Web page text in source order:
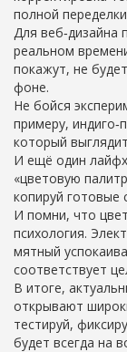
полной
Для веб‑дизайна
реальном
покажут, не
фоне.
Не бойся
примеру,
который
И ещё один
«цветовую
копируй готовые
И помни, что
психология.
мятный
соответствует
В итоге,
открывают
тестируй,
будет всегда на